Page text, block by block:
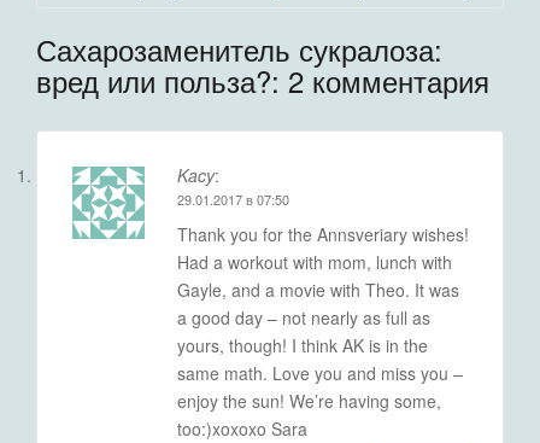
Сахарозаменитель сукралоза:
вред или польза?: 2 комментария
Kacy:
29.01.2017 в 07:50
Thank you for the Annsveriary wishes!
Had a workout with mom, lunch with
Gayle, and a movie with Theo. It was
a good day – not nearly as full as
yours, though! I think AK is in the
same math. Love you and miss you –
enjoy the sun! We’re having some,
too:)xoxoxo Sara